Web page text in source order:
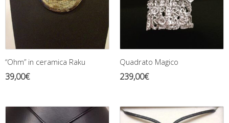
“Ohm” in ceramica Raku
39,00€
Quadrato Magico
239,00€